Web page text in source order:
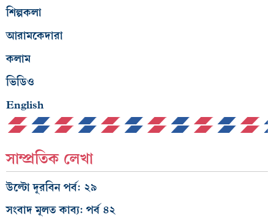
শিল্পকলা
আরামকেদারা
কলাম
ভিডিও
English
সাম্প্রতিক লেখা
উল্টো দূরবিন পর্ব: ২৯
সংবাদ মূলত কাব্য: পর্ব ৪২